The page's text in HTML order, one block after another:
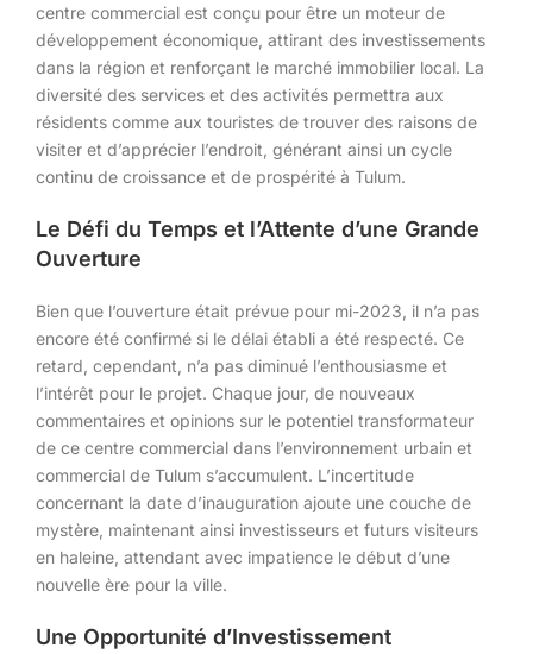
centre commercial est conçu pour être un moteur de
développement économique, attirant des investissements
dans la région et renforçant le marché immobilier local. La
diversité des services et des activités permettra aux
résidents comme aux touristes de trouver des raisons de
visiter et d’apprécier l’endroit, générant ainsi un cycle
continu de croissance et de prospérité à Tulum.
Le Défi du Temps et l’Attente d’une Grande
Ouverture
Bien que l’ouverture était prévue pour mi-2023, il n’a pas
encore été confirmé si le délai établi a été respecté. Ce
retard, cependant, n’a pas diminué l’enthousiasme et
l’intérêt pour le projet. Chaque jour, de nouveaux
commentaires et opinions sur le potentiel transformateur
de ce centre commercial dans l’environnement urbain et
commercial de Tulum s’accumulent. L’incertitude
concernant la date d’inauguration ajoute une couche de
mystère, maintenant ainsi investisseurs et futurs visiteurs
en haleine, attendant avec impatience le début d’une
nouvelle ère pour la ville.
Une Opportunité d’Investissement